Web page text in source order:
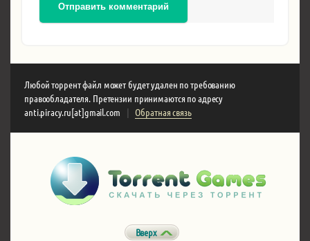
Отправить комментарий
Любой торрент файл может будет удален по требованию
правообладателя. Претензии принимаются по адресу
anti.piracy.ru[at]gmail.com
| Обратная связь
Вверх